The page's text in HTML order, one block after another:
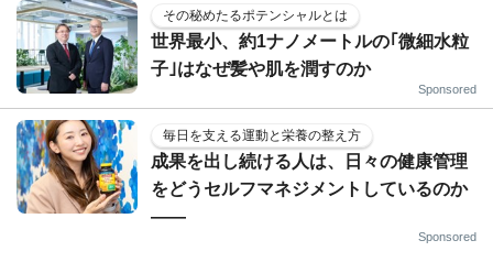
その秘めたるポテンシャルとは
世界最小、約1ナノメートルの｢微細水粒
子｣はなぜ髪や肌を潤すのか
Sponsored
毎日を支える運動と栄養の整え方
成果を出し続ける人は、日々の健康管理
をどうセルフマネジメントしているのか
——
Sponsored